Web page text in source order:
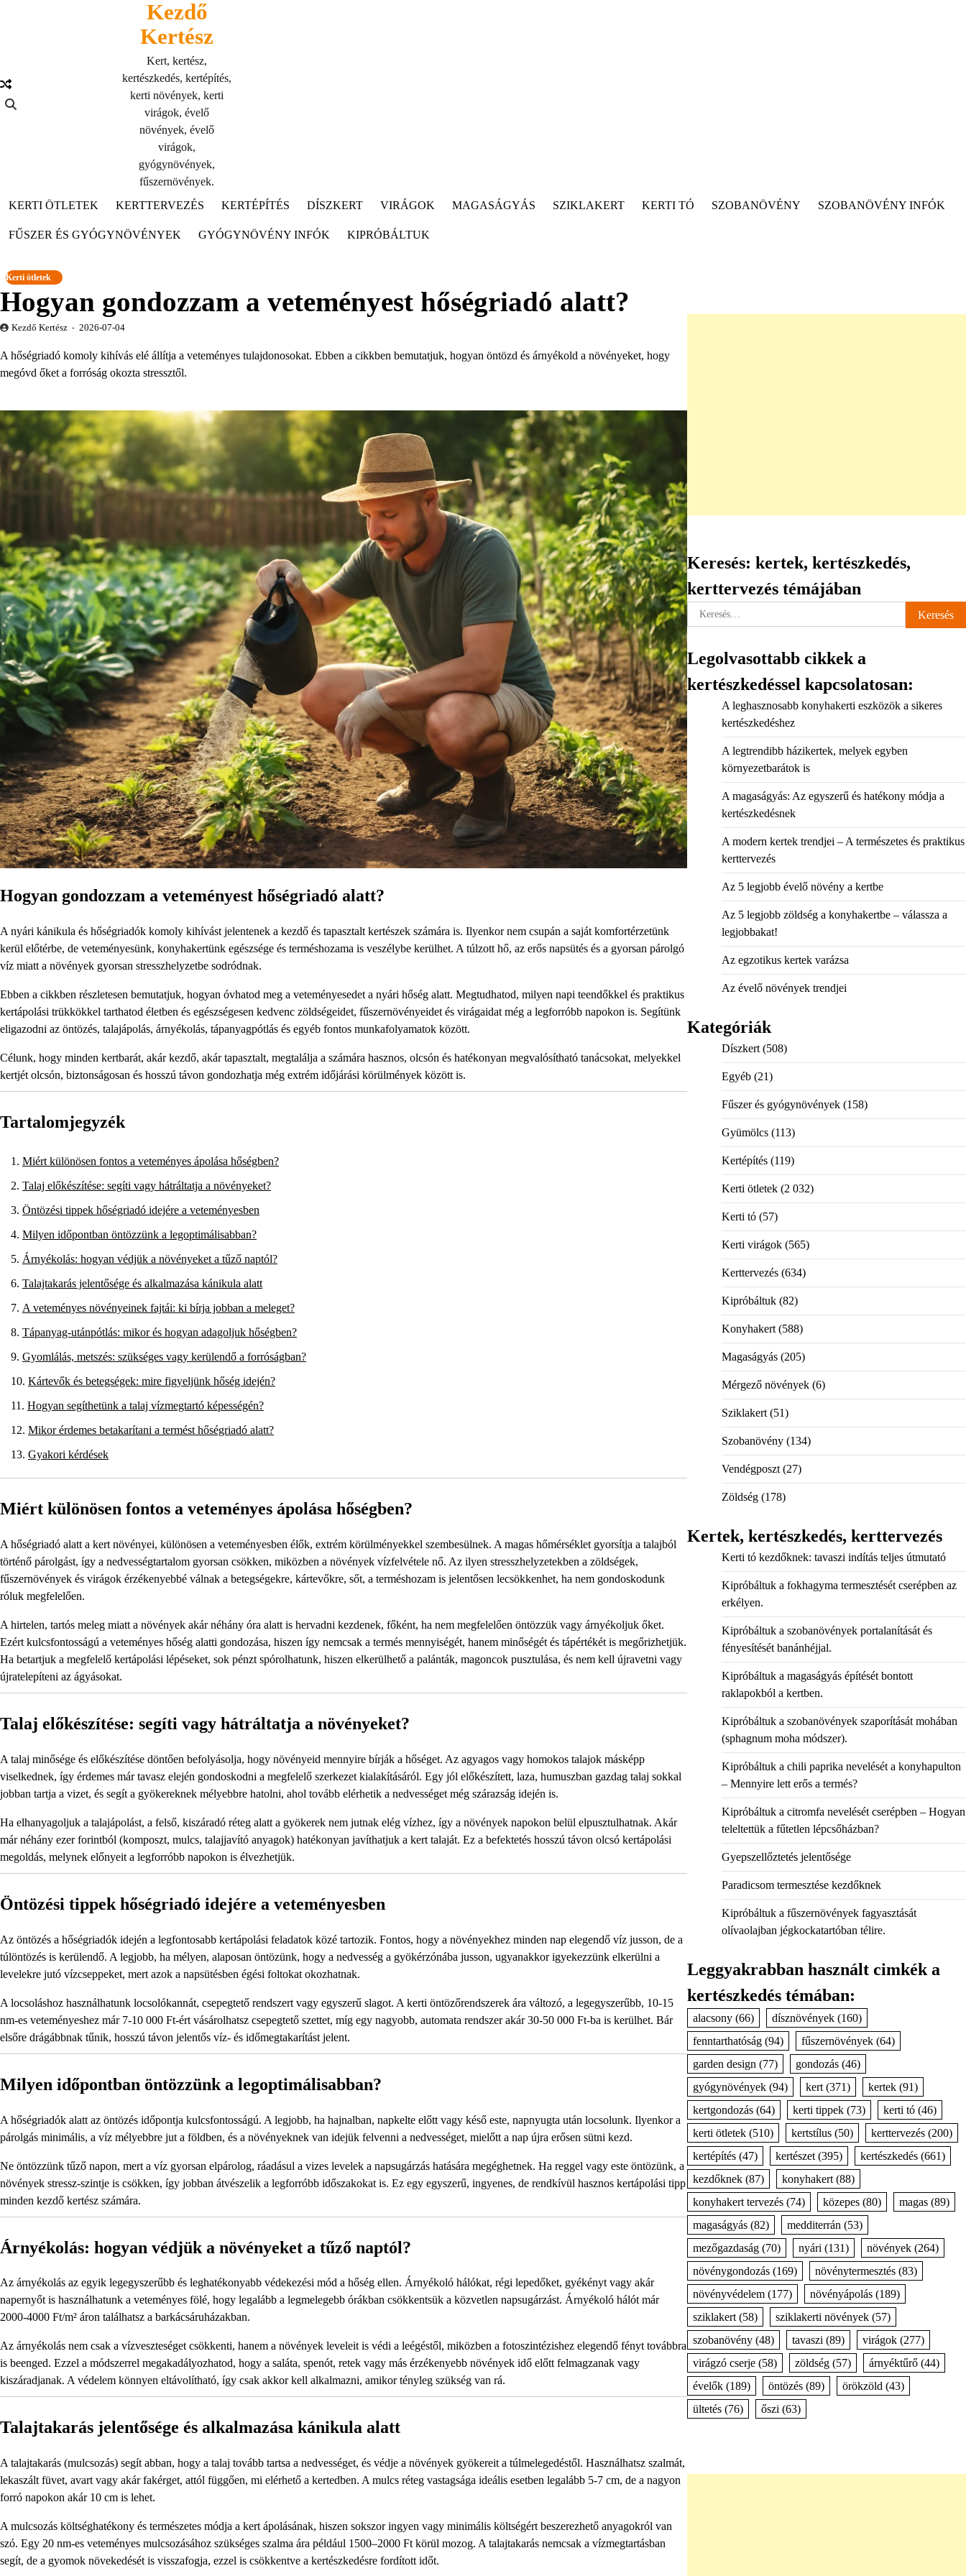
Kezdő
Kertész
Kert, kertész,
kertészkedés, kertépítés,
kerti növények, kerti
virágok, évelő
növények, évelő
virágok,
gyógynövények,
fűszernövények.
KERTI ÖTLETEK
KERTTERVEZÉS KERTÉPÍTÉS DÍSZKERT VIRÁGOK MAGASÁGYÁS SZIKLAKERT KERTI TÓ SZOBANÖVÉNY SZOBANÖVÉNY INFÓK
FŰSZER ÉS GYÓGYNÖVÉNYEK GYÓGYNÖVÉNY INFÓK KIPRÓBÁLTUK
Kerti ötletek
Hogyan gondozzam a veteményest hőségriadó alatt?
Kezdő Kertész 2026-07-04
A hőségriadó komoly kihívás elé állítja a veteményes tulajdonosokat. Ebben a cikkben bemutatjuk, hogyan öntözd és árnyékold a növényeket, hogy
megóvd őket a forróság okozta stressztől.
Hogyan gondozzam a veteményest hőségriadó alatt?
A nyári kánikula és hőségriadók komoly kihívást jelentenek a kezdő és tapasztalt kertészek számára is. Ilyenkor nem csupán a saját komfortérzetünk
kerül előtérbe, de veteményesünk, konyhakertünk egészsége és terméshozama is veszélybe kerülhet. A túlzott hő, az erős napsütés és a gyorsan párolgó
víz miatt a növények gyorsan stresszhelyzetbe sodródnak.
Ebben a cikkben részletesen bemutatjuk, hogyan óvhatod meg a veteményesedet a nyári hőség alatt. Megtudhatod, milyen napi teendőkkel és praktikus
kertápolási trükkökkel tarthatod életben és egészségesen kedvenc zöldségeidet, fűszernövényeidet és virágaidat még a legforróbb napokon is. Segítünk
eligazodni az öntözés, talajápolás, árnyékolás, tápanyagpótlás és egyéb fontos munkafolyamatok között.
Célunk, hogy minden kertbarát, akár kezdő, akár tapasztalt, megtalálja a számára hasznos, olcsón és hatékonyan megvalósítható tanácsokat, melyekkel
kertjét olcsón, biztonságosan és hosszú távon gondozhatja még extrém időjárási körülmények között is.
Tartalomjegyzék
Miért különösen fontos a veteményes ápolása hőségben?
Talaj előkészítése: segíti vagy hátráltatja a növényeket?
Öntözési tippek hőségriadó idejére a veteményesben
Milyen időpontban öntözzünk a legoptimálisabban?
Árnyékolás: hogyan védjük a növényeket a tűző naptól?
Talajtakarás jelentősége és alkalmazása kánikula alatt
A veteményes növényeinek fajtái: ki bírja jobban a meleget?
Tápanyag-utánpótlás: mikor és hogyan adagoljuk hőségben?
Gyomlálás, metszés: szükséges vagy kerülendő a forróságban?
Kártevők és betegségek: mire figyeljünk hőség idején?
Hogyan segíthetünk a talaj vízmegtartó képességén?
Mikor érdemes betakarítani a termést hőségriadó alatt?
Gyakori kérdések
Miért különösen fontos a veteményes ápolása hőségben?
A hőségriadó alatt a kert növényei, különösen a veteményesben élők, extrém körülményekkel szembesülnek. A magas hőmérséklet gyorsítja a talajból
történő párolgást, így a nedvességtartalom gyorsan csökken, miközben a növények vízfelvétele nő. Az ilyen stresszhelyzetekben a zöldségek,
fűszernövények és virágok érzékenyebbé válnak a betegségekre, kártevőkre, sőt, a terméshozam is jelentősen lecsökkenhet, ha nem gondoskodunk
róluk megfelelően.
A hirtelen, tartós meleg miatt a növények akár néhány óra alatt is hervadni kezdenek, főként, ha nem megfelelően öntözzük vagy árnyékoljuk őket.
Ezért kulcsfontosságú a veteményes hőség alatti gondozása, hiszen így nemcsak a termés mennyiségét, hanem minőségét és tápértékét is megőrizhetjük.
Ha betartjuk a megfelelő kertápolási lépéseket, sok pénzt spórolhatunk, hiszen elkerülhető a palánták, magoncok pusztulása, és nem kell újravetni vagy
újratelepíteni az ágyásokat.
Talaj előkészítése: segíti vagy hátráltatja a növényeket?
A talaj minősége és előkészítése döntően befolyásolja, hogy növényeid mennyire bírják a hőséget. Az agyagos vagy homokos talajok másképp
viselkednek, így érdemes már tavasz elején gondoskodni a megfelelő szerkezet kialakításáról. Egy jól előkészített, laza, humuszban gazdag talaj sokkal
jobban tartja a vizet, és segít a gyökereknek mélyebbre hatolni, ahol tovább elérhetik a nedvességet még szárazság idején is.
Ha elhanyagoljuk a talajápolást, a felső, kiszáradó réteg alatt a gyökerek nem jutnak elég vízhez, így a növények napokon belül elpusztulhatnak. Akár
már néhány ezer forintból (komposzt, mulcs, talajjavító anyagok) hatékonyan javíthatjuk a kert talaját. Ez a befektetés hosszú távon olcsó kertápolási
megoldás, melynek előnyeit a legforróbb napokon is élvezhetjük.
Öntözési tippek hőségriadó idejére a veteményesben
Az öntözés a hőségriadók idején a legfontosabb kertápolási feladatok közé tartozik. Fontos, hogy a növényekhez minden nap elegendő víz jusson, de a
túlöntözés is kerülendő. A legjobb, ha mélyen, alaposan öntözünk, hogy a nedvesség a gyökérzónába jusson, ugyanakkor igyekezzünk elkerülni a
levelekre jutó vízcseppeket, mert azok a napsütésben égési foltokat okozhatnak.
A locsoláshoz használhatunk locsolókannát, csepegtető rendszert vagy egyszerű slagot. A kerti öntözőrendszerek ára változó, a legegyszerűbb, 10-15
nm-es veteményeshez már 7-10 000 Ft-ért vásárolhatsz csepegtető szettet, míg egy nagyobb, automata rendszer akár 30-50 000 Ft-ba is kerülhet. Bár
elsőre drágábbnak tűnik, hosszú távon jelentős víz- és időmegtakarítást jelent.
Milyen időpontban öntözzünk a legoptimálisabban?
A hőségriadók alatt az öntözés időpontja kulcsfontosságú. A legjobb, ha hajnalban, napkelte előtt vagy késő este, napnyugta után locsolunk. Ilyenkor a
párolgás minimális, a víz mélyebbre jut a földben, és a növényeknek van idejük felvenni a nedvességet, mielőtt a nap újra erősen sütni kezd.
Ne öntözzünk tűző napon, mert a víz gyorsan elpárolog, ráadásul a vizes levelek a napsugárzás hatására megéghetnek. Ha reggel vagy este öntözünk, a
növények stressz-szintje is csökken, így jobban átvészelik a legforróbb időszakokat is. Ez egy egyszerű, ingyenes, de rendkívül hasznos kertápolási tipp
minden kezdő kertész számára.
Árnyékolás: hogyan védjük a növényeket a tűző naptól?
Az árnyékolás az egyik legegyszerűbb és leghatékonyabb védekezési mód a hőség ellen. Árnyékoló hálókat, régi lepedőket, gyékényt vagy akár
napernyőt is használhatunk a veteményes fölé, hogy legalább a legmelegebb órákban csökkentsük a közvetlen napsugárzást. Árnyékoló hálót már
2000-4000 Ft/m² áron találhatsz a barkácsáruházakban.
Az árnyékolás nem csak a vízveszteséget csökkenti, hanem a növények leveleit is védi a leégéstől, miközben a fotoszintézishez elegendő fényt továbbra
is beenged. Ezzel a módszerrel megakadályozhatod, hogy a saláta, spenót, retek vagy más érzékenyebb növények idő előtt felmagzanak vagy
kiszáradjanak. A védelem könnyen eltávolítható, így csak akkor kell alkalmazni, amikor tényleg szükség van rá.
Talajtakarás jelentősége és alkalmazása kánikula alatt
A talajtakarás (mulcsozás) segít abban, hogy a talaj tovább tartsa a nedvességet, és védje a növények gyökereit a túlmelegedéstől. Használhatsz szalmát,
lekaszált füvet, avart vagy akár fakérget, attól függően, mi elérhető a kertedben. A mulcs réteg vastagsága ideális esetben legalább 5-7 cm, de a nagyon
forró napokon akár 10 cm is lehet.
A mulcsozás költséghatékony és természetes módja a kert ápolásának, hiszen sokszor ingyen vagy minimális költségért beszerezhető anyagokról van
szó. Egy 20 nm-es veteményes mulcsozásához szükséges szalma ára például 1500–2000 Ft körül mozog. A talajtakarás nemcsak a vízmegtartásban
segít, de a gyomok növekedését is visszafogja, ezzel is csökkentve a kertészkedésre fordított időt.
Keresés: kertek, kertészkedés,
kerttervezés témájában
Keresés:
Legolvasottabb cikkek a
kertészkedéssel kapcsolatosan:
A leghasznosabb konyhakerti eszközök a sikeres
kertészkedéshez
A legtrendibb házikertek, melyek egyben
környezetbarátok is
A magaságyás: Az egyszerű és hatékony módja a
kertészkedésnek
A modern kertek trendjei – A természetes és praktikus
kerttervezés
Az 5 legjobb évelő növény a kertbe
Az 5 legjobb zöldség a konyhakertbe – válassza a
legjobbakat!
Az egzotikus kertek varázsa
Az évelő növények trendjei
Kategóriák
Díszkert(508)
Egyéb(21)
Fűszer és gyógynövények(158)
Gyümölcs(113)
Kertépítés(119)
Kerti ötletek(2 032)
Kerti tó(57)
Kerti virágok(565)
Kerttervezés(634)
Kipróbáltuk(82)
Konyhakert(588)
Magaságyás(205)
Mérgező növények(6)
Sziklakert(51)
Szobanövény(134)
Vendégposzt(27)
Zöldség(178)
Kertek, kertészkedés, kerttervezés
Kerti tó kezdőknek: tavaszi indítás teljes útmutató
Kipróbáltuk a fokhagyma termesztését cserépben az
erkélyen.
Kipróbáltuk a szobanövények portalanítását és
fényesítését banánhéjjal.
Kipróbáltuk a magaságyás építését bontott
raklapokból a kertben.
Kipróbáltuk a szobanövények szaporítását mohában
(sphagnum moha módszer).
Kipróbáltuk a chili paprika nevelését a konyhapulton
– Mennyire lett erős a termés?
Kipróbáltuk a citromfa nevelését cserépben – Hogyan
teleltettük a fűtetlen lépcsőházban?
Gyepszellőztetés jelentősége
Paradicsom termesztése kezdőknek
Kipróbáltuk a fűszernövények fagyasztását
olívaolajban jégkockatartóban télire.
Leggyakrabban használt cimkék a
kertészkedés témában:
alacsony(66) dísznövények(160)
fenntarthatóság(94) fűszernövények(64)
garden design (77) gondozás(46)
gyógynövények(94) kert(371) kertek(91)
kertgondozás(64) kerti tippek(73) kerti tó(46)
kerti ötletek(510) kertstílus(50) kerttervezés(200)
kertépítés(47) kertészet(395) kertészkedés(661)
kezdőknek(87) konyhakert(88)
konyhakert tervezés(74) közepes(80) magas(89)
magaságyás(82) medditerrán (53)
mezőgazdaság(70) nyári (131) növények(264)
növénygondozás(169) növénytermesztés(83)
növényvédelem(177) növényápolás(189)
sziklakert(58) sziklakerti növények(57)
szobanövény(48) tavaszi (89) virágok(277)
virágzó cserje(58) zöldség(57) árnyéktűrő(44)
évelők(189) öntözés(89) örökzöld (43)
ültetés(76) őszi (63)